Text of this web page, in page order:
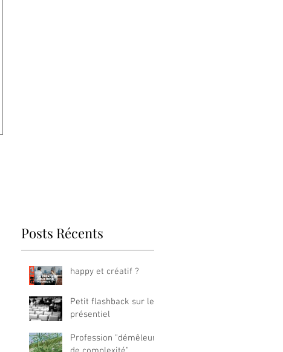
Posts Récents
happy et créatif ?
Petit flashback sur le
présentiel
Profession "démêleur